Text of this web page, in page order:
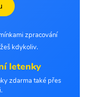
zpracování
kdykoliv.
letenky
zdarma také přes